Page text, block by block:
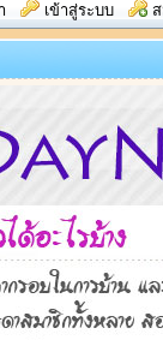
เข้าสู่ระบบ